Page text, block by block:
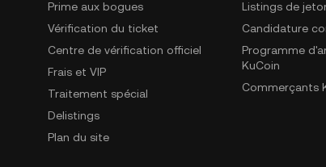
Prime aux bogues
Vérification du ticket
Centre de vérification officiel
Frais et VIP
Traitement spécial
Delistings
Plan du site
Listings de
Candidature
Programme
KuCoin
Commerçants